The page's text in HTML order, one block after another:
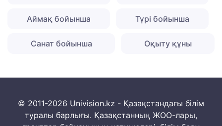
Аймақ бойынша Түрі бойынша
Санат бойынша Оқыту құны
© 2011-2026 Univision.kz - Қазақстандағы білім
туралы барлығы. Қазақстанның ЖОО-лары,